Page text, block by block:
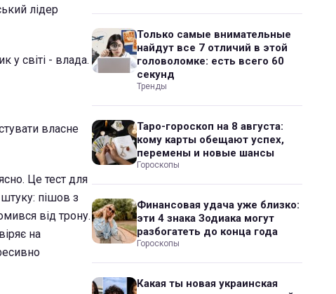
лідер
у світі - влада.
власне
Це тест для
штуку: пішов з
від трону.
на
Только самые внимательные
найдут все 7 отличий в этой
головоломке: есть всего 60
секунд
Тренды
Таро-гороскоп на 8 августа:
кому карты обещают успех,
перемены и новые шансы
Гороскопы
Финансовая удача уже близко:
эти 4 знака Зодиака могут
разбогатеть до конца года
Гороскопы
Какая ты новая украинская